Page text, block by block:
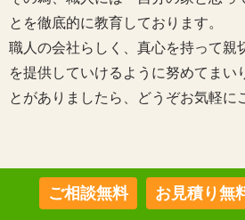
とを徹底的に教育しております。
職人の会社らしく、真心を持って親
を提供していけるように努めてまい
とがありましたら、どうぞお気軽に
ご相談無料 お見積り無